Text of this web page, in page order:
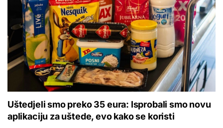
Uštedjeli smo preko 35 eura: Isprobali smo novu
aplikaciju za uštede, evo kako se koristi